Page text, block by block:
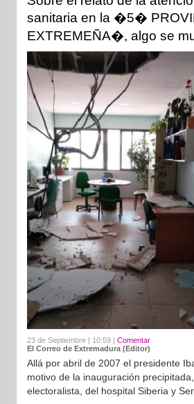
sanitaria en la �5�
EXTREMEÑA�, algo se
23 de Septiembre | 10:59 | Comentar
El Correo de Extremadura (Editor)
Allá por abril de 2007 el presidente
motivo de la inauguración
electoralista, del hospital Siberia y